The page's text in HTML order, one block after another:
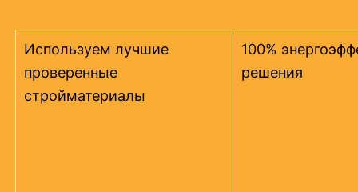
Используем лучшие
проверенные
стройматериалы
100%
решения